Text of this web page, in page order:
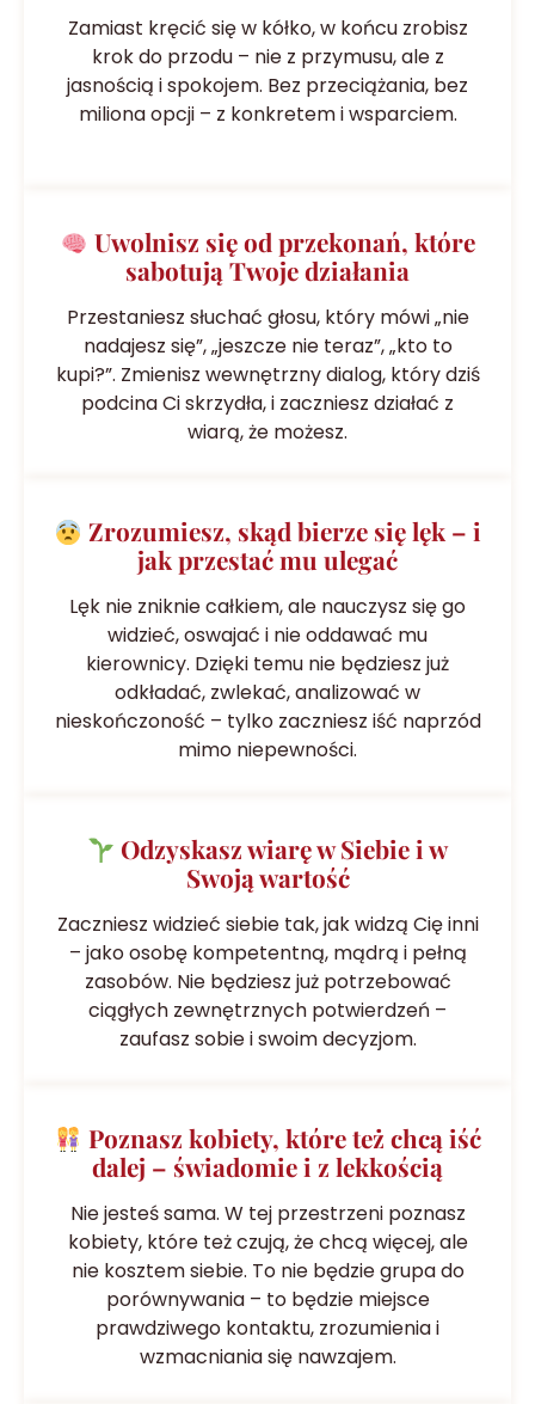
Zamiast kręcić się w kółko, w końcu zrobisz
krok do przodu – nie z przymusu, ale z
jasnością i spokojem. Bez przeciążania, bez
miliona opcji – z konkretem i wsparciem.
Uwolnisz się od przekonań, które
sabotują Twoje działania
Przestaniesz słuchać głosu, który mówi „nie
nadajesz się”, „jeszcze nie teraz”, „kto to
kupi?”. Zmienisz wewnętrzny dialog, który dziś
podcina Ci skrzydła, i zaczniesz działać z
wiarą, że możesz.
Zrozumiesz, skąd bierze się lęk – i
jak przestać mu ulegać
Lęk nie zniknie całkiem, ale nauczysz się go
widzieć, oswajać i nie oddawać mu
kierownicy. Dzięki temu nie będziesz już
odkładać, zwlekać, analizować w
nieskończoność – tylko zaczniesz iść naprzód
mimo niepewności.
Odzyskasz wiarę w Siebie i w
Swoją wartość
Zaczniesz widzieć siebie tak, jak widzą Cię inni
– jako osobę kompetentną, mądrą i pełną
zasobów. Nie będziesz już potrzebować
ciągłych zewnętrznych potwierdzeń –
zaufasz sobie i swoim decyzjom.
Poznasz kobiety, które też chcą iść
dalej – świadomie i z lekkością
Nie jesteś sama. W tej przestrzeni poznasz
kobiety, które też czują, że chcą więcej, ale
nie kosztem siebie. To nie będzie grupa do
porównywania – to będzie miejsce
prawdziwego kontaktu, zrozumienia i
wzmacniania się nawzajem.